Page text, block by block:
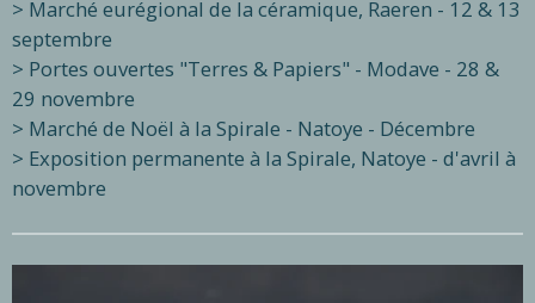
> Marché eurégional de la céramique, Raeren - 12 & 13
septembre
> Portes ouvertes "Terres & Papiers" - Modave - 28 &
29 novembre
> Marché de Noël à la Spirale - Natoye - Décembre
> Exposition permanente à la Spirale, Natoye - d'avril à
novembre